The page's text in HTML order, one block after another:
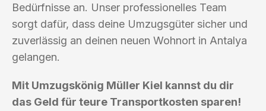
Bedürfnisse an. Unser professionelles Team
sorgt dafür, dass deine Umzugsgüter sicher und
zuverlässig an deinen neuen Wohnort in Antalya
gelangen.
Mit Umzugskönig Müller Kiel kannst du dir
das Geld für teure Transportkosten sparen!